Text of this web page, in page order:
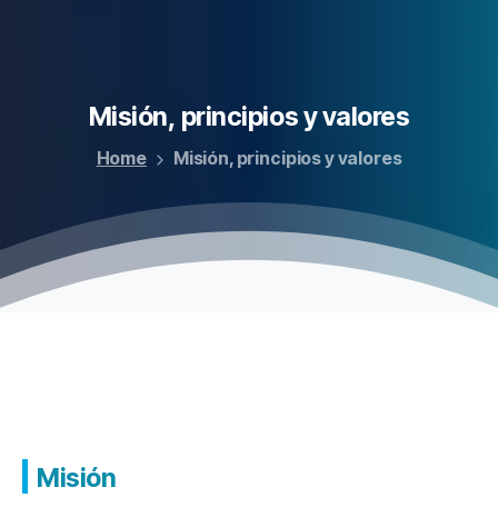
Misión, principiosyvalores
Home Misión, principios y valores
Misión